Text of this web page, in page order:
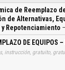
de Reemplazo
de Alternativas,
Repotenciamiento
DE